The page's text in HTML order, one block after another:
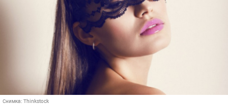
Снимка: Thinkstock